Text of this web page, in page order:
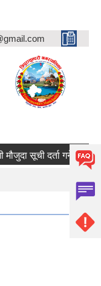
दर्ता गर्ने सम्बन्धी सूचना